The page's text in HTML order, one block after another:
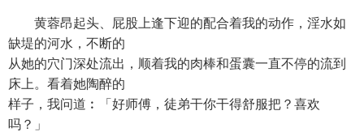
黄蓉昂起头、屁股上逢下迎的配合着我的动作，淫水如
缺堤的河水，不断的
从她的穴门深处流出，顺着我的肉棒和蛋囊一直不停的流到
床上。看着她陶醉的
样子，我问道︰「好师傅，徒弟干你干得舒服把？喜欢
吗？」